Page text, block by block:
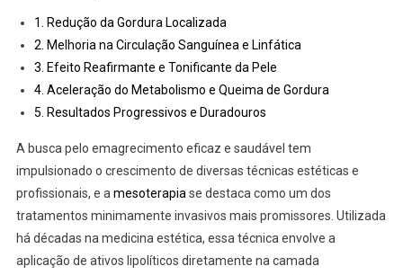
1. Redução da Gordura Localizada
2. Melhoria na Circulação Sanguínea e Linfática
3. Efeito Reafirmante e Tonificante da Pele
4. Aceleração do Metabolismo e Queima de Gordura
5. Resultados Progressivos e Duradouros
A busca pelo emagrecimento eficaz e saudável tem
impulsionado o crescimento de diversas técnicas estéticas e
profissionais, e a mesoterapia se destaca como um dos
tratamentos minimamente invasivos mais promissores. Utilizada
há décadas na medicina estética, essa técnica envolve a
aplicação de ativos lipolíticos diretamente na camada